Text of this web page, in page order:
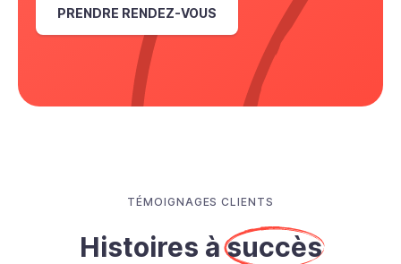
PRENDRE RENDEZ-VOUS
TÉMOIGNAGES CLIENTS
Histoires àsuccès